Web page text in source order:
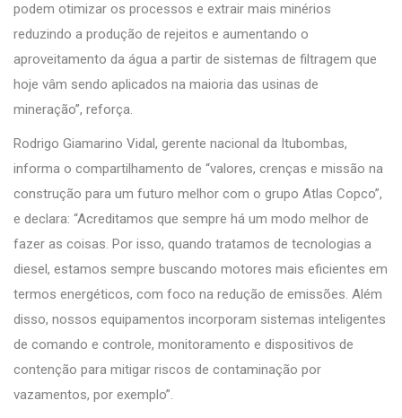
podem otimizar os processos e extrair mais minérios
reduzindo a produção de rejeitos e aumentando o
aproveitamento da água a partir de sistemas de filtragem que
hoje vâm sendo aplicados na maioria das usinas de
mineração”, reforça.
Rodrigo Giamarino Vidal, gerente nacional da Itubombas,
informa o compartilhamento de “valores, crenças e missão na
construção para um futuro melhor com o grupo Atlas Copco”,
e declara: “Acreditamos que sempre há um modo melhor de
fazer as coisas. Por isso, quando tratamos de tecnologias a
diesel, estamos sempre buscando motores mais eficientes em
termos energéticos, com foco na redução de emissões. Além
disso, nossos equipamentos incorporam sistemas inteligentes
de comando e controle, monitoramento e dispositivos de
contenção para mitigar riscos de contaminação por
vazamentos, por exemplo”.